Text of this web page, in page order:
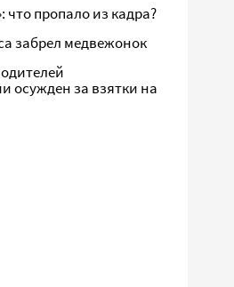
что пропало из кадра?
забрел медвежонок
осужден за взятки на